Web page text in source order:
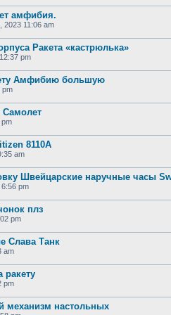
амфибия.
2023 11:06 am
Ракета «кастрюлька»
pm
Амфибию большую
pm
Самолет
pm
8110A
am
Швейцарские наручные часы
pm
плз
pm
Слава Танк
am
ракету
pm
механизм настольных